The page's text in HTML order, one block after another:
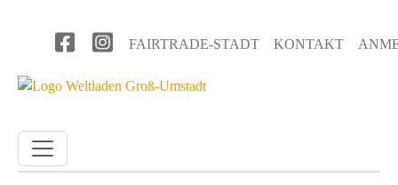
Benutzermenü
FAIRTRADE-STADT KONTAKT